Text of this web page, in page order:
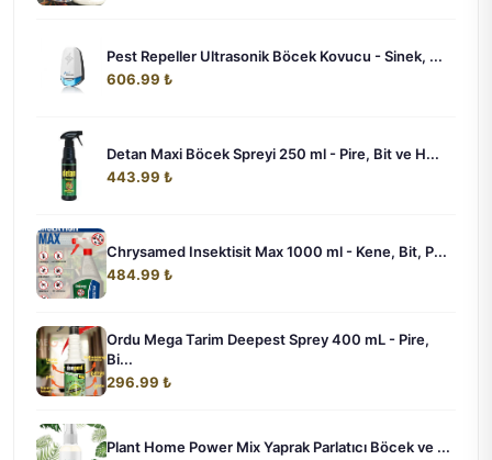
Pest Repeller Ultrasonik Böcek Kovucu - Sinek, ...
606.99 ₺
Detan Maxi Böcek Spreyi 250 ml - Pire, Bit ve H...
443.99 ₺
Chrysamed Insektisit Max 1000 ml - Kene, Bit, P...
484.99 ₺
Ordu Mega Tarim Deepest Sprey 400 mL - Pire,
Bi...
296.99 ₺
Plant Home Power Mix Yaprak Parlatıcı Böcek ve ...